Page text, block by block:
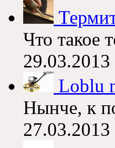
Что такое
29.03.2013
Loblu
Нынче, к
27.03.2013